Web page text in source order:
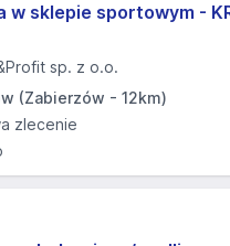
w sklepie sportowym -
sp. z o.o.
(Zabierzów - 12km)
zlecenie